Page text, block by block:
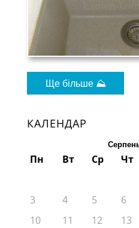
Ще більше ⛰
КАЛЕНДАР
Пн Вт Ср Чт
3
4 5 6
10
11 12 13